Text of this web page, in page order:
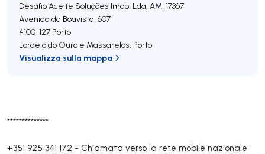
**************
+351 925 341 172 - Chiamata verso la rete mobile nazionale
Desafio Aceite Soluções Imob. Lda. AMI 17367
Avenida da Boavista, 607
4100-127 Porto
Lordelo do Ouro e Massarelos, Porto
Visualizza sulla mappa